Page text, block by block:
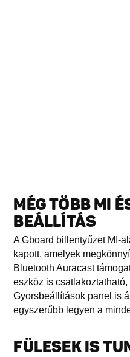
MÉG TÖBB MI
BEÁLLÍTÁS
A Gboard billentyűzet MI-
kapott, amelyek
Bluetooth Auracast
eszköz is
Gyorsbeállítások panel is
egyszerűbb legyen a
FÜLESEK IS